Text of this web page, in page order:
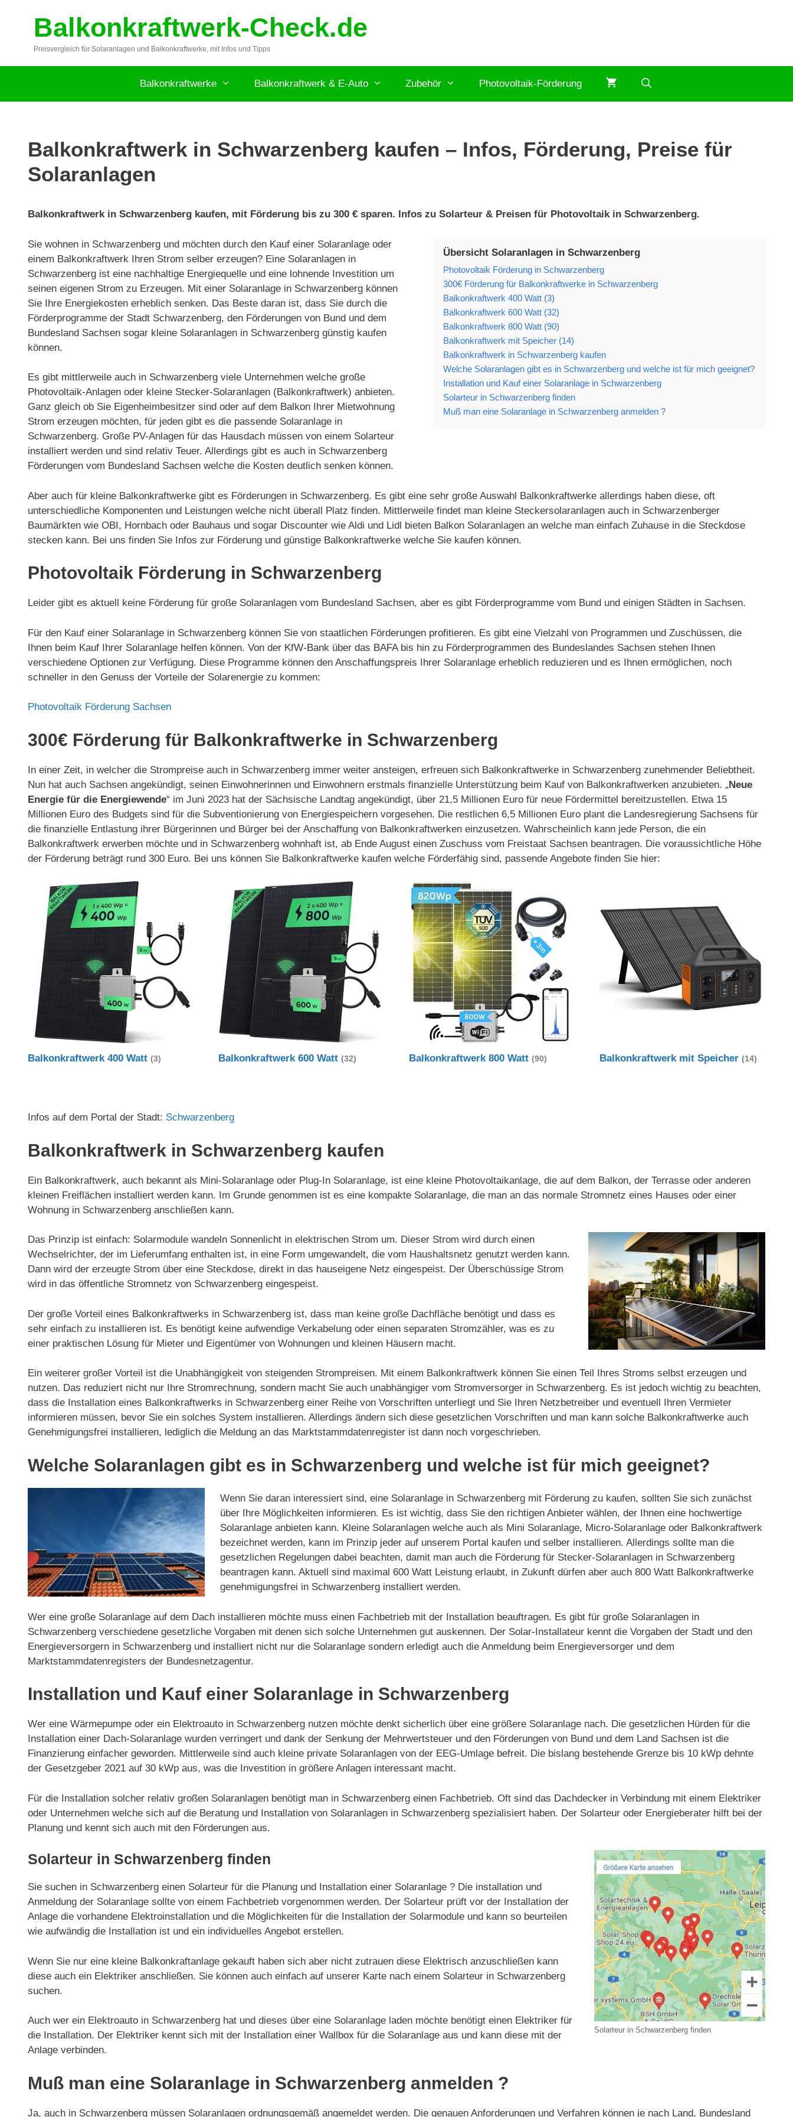
springenBalkonkraftwerk-Check.de
Preisvergleich für Solaranlagen und Balkonkraftwerke, mit Infos und Tipps
Balkonkraftwerke Balkonkraftwerk & E-Auto Zubehör Photovoltaik-Förderung
Balkonkraftwerk in Schwarzenberg kaufen – Infos, Förderung, Preise für
Solaranlagen
Balkonkraftwerk in Schwarzenberg kaufen, mit Förderung bis zu 300 € sparen. Infos zu Solarteur & Preisen für Photovoltaik in Schwarzenberg.
Übersicht Solaranlagen in Schwarzenberg
Photovoltaik Förderung in Schwarzenberg
300€ Förderung für Balkonkraftwerke in Schwarzenberg
Balkonkraftwerk 400 Watt (3)
Balkonkraftwerk 600 Watt (32)
Balkonkraftwerk 800 Watt (90)
Balkonkraftwerk mit Speicher (14)
Balkonkraftwerk in Schwarzenberg kaufen
Welche Solaranlagen gibt es in Schwarzenberg und welche ist für mich geeignet?
Installation und Kauf einer Solaranlage in Schwarzenberg
Solarteur in Schwarzenberg finden
Muß man eine Solaranlage in Schwarzenberg anmelden ?
Sie wohnen in Schwarzenberg und möchten durch den Kauf einer Solaranlage oder
einem Balkonkraftwerk Ihren Strom selber erzeugen? Eine Solaranlagen in
Schwarzenberg ist eine nachhaltige Energiequelle und eine lohnende Investition um
seinen eigenen Strom zu Erzeugen. Mit einer Solaranlage in Schwarzenberg können
Sie Ihre Energiekosten erheblich senken. Das Beste daran ist, dass Sie durch die
Förderprogramme der Stadt Schwarzenberg, den Förderungen von Bund und dem
Bundesland Sachsen sogar kleine Solaranlagen in Schwarzenberg günstig kaufen
können.
Es gibt mittlerweile auch in Schwarzenberg viele Unternehmen welche große
Photovoltaik-Anlagen oder kleine Stecker-Solaranlagen (Balkonkraftwerk) anbieten.
Ganz gleich ob Sie Eigenheimbesitzer sind oder auf dem Balkon Ihrer Mietwohnung
Strom erzeugen möchten, für jeden gibt es die passende Solaranlage in
Schwarzenberg. Große PV-Anlagen für das Hausdach müssen von einem Solarteur
installiert werden und sind relativ Teuer. Allerdings gibt es auch in Schwarzenberg
Förderungen vom Bundesland Sachsen welche die Kosten deutlich senken können.
Aber auch für kleine Balkonkraftwerke gibt es Förderungen in Schwarzenberg. Es gibt eine sehr große Auswahl Balkonkraftwerke allerdings haben diese, oft
unterschiedliche Komponenten und Leistungen welche nicht überall Platz finden. Mittlerweile findet man kleine Steckersolaranlagen auch in Schwarzenberger
Baumärkten wie OBI, Hornbach oder Bauhaus und sogar Discounter wie Aldi und Lidl bieten Balkon Solaranlagen an welche man einfach Zuhause in die Steckdose
stecken kann. Bei uns finden Sie Infos zur Förderung und günstige Balkonkraftwerke welche Sie kaufen können.
Photovoltaik Förderung in Schwarzenberg
Leider gibt es aktuell keine Förderung für große Solaranlagen vom Bundesland Sachsen, aber es gibt Förderprogramme vom Bund und einigen Städten in Sachsen.
Für den Kauf einer Solaranlage in Schwarzenberg können Sie von staatlichen Förderungen profitieren. Es gibt eine Vielzahl von Programmen und Zuschüssen, die
Ihnen beim Kauf Ihrer Solaranlage helfen können. Von der KfW-Bank über das BAFA bis hin zu Förderprogrammen des Bundeslandes Sachsen stehen Ihnen
verschiedene Optionen zur Verfügung. Diese Programme können den Anschaffungspreis Ihrer Solaranlage erheblich reduzieren und es Ihnen ermöglichen, noch
schneller in den Genuss der Vorteile der Solarenergie zu kommen:
Photovoltaik Förderung Sachsen
300€ Förderung für Balkonkraftwerke in Schwarzenberg
In einer Zeit, in welcher die Strompreise auch in Schwarzenberg immer weiter ansteigen, erfreuen sich Balkonkraftwerke in Schwarzenberg zunehmender Beliebtheit.
Nun hat auch Sachsen angekündigt, seinen Einwohnerinnen und Einwohnern erstmals finanzielle Unterstützung beim Kauf von Balkonkraftwerken anzubieten. „Neue
Energie für die Energiewende“ im Juni 2023 hat der Sächsische Landtag angekündigt, über 21,5 Millionen Euro für neue Fördermittel bereitzustellen. Etwa 15
Millionen Euro des Budgets sind für die Subventionierung von Energiespeichern vorgesehen. Die restlichen 6,5 Millionen Euro plant die Landesregierung Sachsens für
die finanzielle Entlastung ihrer Bürgerinnen und Bürger bei der Anschaffung von Balkonkraftwerken einzusetzen. Wahrscheinlich kann jede Person, die ein
Balkonkraftwerk erwerben möchte und in Schwarzenberg wohnhaft ist, ab Ende August einen Zuschuss vom Freistaat Sachsen beantragen. Die voraussichtliche Höhe
der Förderung beträgt rund 300 Euro. Bei uns können Sie Balkonkraftwerke kaufen welche Förderfähig sind, passende Angebote finden Sie hier:
Balkonkraftwerk 400 Watt (3) Balkonkraftwerk 600 Watt(32) Balkonkraftwerk 800 Watt(90) Balkonkraftwerk mit Speicher(14)
Infos auf dem Portal der Stadt: Schwarzenberg
Balkonkraftwerk in Schwarzenberg kaufen
Ein Balkonkraftwerk, auch bekannt als Mini-Solaranlage oder Plug-In Solaranlage, ist eine kleine Photovoltaikanlage, die auf dem Balkon, der Terrasse oder anderen
kleinen Freiflächen installiert werden kann. Im Grunde genommen ist es eine kompakte Solaranlage, die man an das normale Stromnetz eines Hauses oder einer
Wohnung in Schwarzenberg anschließen kann.
Das Prinzip ist einfach: Solarmodule wandeln Sonnenlicht in elektrischen Strom um. Dieser Strom wird durch einen
Wechselrichter, der im Lieferumfang enthalten ist, in eine Form umgewandelt, die vom Haushaltsnetz genutzt werden kann.
Dann wird der erzeugte Strom über eine Steckdose, direkt in das hauseigene Netz eingespeist. Der Überschüssige Strom
wird in das öffentliche Stromnetz von Schwarzenberg eingespeist.
Der große Vorteil eines Balkonkraftwerks in Schwarzenberg ist, dass man keine große Dachfläche benötigt und dass es
sehr einfach zu installieren ist. Es benötigt keine aufwendige Verkabelung oder einen separaten Stromzähler, was es zu
einer praktischen Lösung für Mieter und Eigentümer von Wohnungen und kleinen Häusern macht.
Ein weiterer großer Vorteil ist die Unabhängigkeit von steigenden Strompreisen. Mit einem Balkonkraftwerk können Sie einen Teil Ihres Stroms selbst erzeugen und
nutzen. Das reduziert nicht nur Ihre Stromrechnung, sondern macht Sie auch unabhängiger vom Stromversorger in Schwarzenberg. Es ist jedoch wichtig zu beachten,
dass die Installation eines Balkonkraftwerks in Schwarzenberg einer Reihe von Vorschriften unterliegt und Sie Ihren Netzbetreiber und eventuell Ihren Vermieter
informieren müssen, bevor Sie ein solches System installieren. Allerdings ändern sich diese gesetzlichen Vorschriften und man kann solche Balkonkraftwerke auch
Genehmigungsfrei installieren, lediglich die Meldung an das Marktstammdatenregister ist dann noch vorgeschrieben.
Welche Solaranlagen gibt es in Schwarzenberg und welche ist für mich geeignet?
Wenn Sie daran interessiert sind, eine Solaranlage in Schwarzenberg mit Förderung zu kaufen, sollten Sie sich zunächst
über Ihre Möglichkeiten informieren. Es ist wichtig, dass Sie den richtigen Anbieter wählen, der Ihnen eine hochwertige
Solaranlage anbieten kann. Kleine Solaranlagen welche auch als Mini Solaranlage, Micro-Solaranlage oder Balkonkraftwerk
bezeichnet werden, kann im Prinzip jeder auf unserem Portal kaufen und selber installieren. Allerdings sollte man die
gesetzlichen Regelungen dabei beachten, damit man auch die Förderung für Stecker-Solaranlagen in Schwarzenberg
beantragen kann. Aktuell sind maximal 600 Watt Leistung erlaubt, in Zukunft dürfen aber auch 800 Watt Balkonkraftwerke
genehmigungsfrei in Schwarzenberg installiert werden.
Wer eine große Solaranlage auf dem Dach installieren möchte muss einen Fachbetrieb mit der Installation beauftragen. Es gibt für große Solaranlagen in
Schwarzenberg verschiedene gesetzliche Vorgaben mit denen sich solche Unternehmen gut auskennen. Der Solar-Installateur kennt die Vorgaben der Stadt und den
Energieversorgern in Schwarzenberg und installiert nicht nur die Solaranlage sondern erledigt auch die Anmeldung beim Energieversorger und dem
Marktstammdatenregisters der Bundesnetzagentur.
Installation und Kauf einer Solaranlage in Schwarzenberg
Wer eine Wärmepumpe oder ein Elektroauto in Schwarzenberg nutzen möchte denkt sicherlich über eine größere Solaranlage nach. Die gesetzlichen Hürden für die
Installation einer Dach-Solaranlage wurden verringert und dank der Senkung der Mehrwertsteuer und den Förderungen von Bund und dem Land Sachsen ist die
Finanzierung einfacher geworden. Mittlerweile sind auch kleine private Solaranlagen von der EEG-Umlage befreit. Die bislang bestehende Grenze bis 10 kWp dehnte
der Gesetzgeber 2021 auf 30 kWp aus, was die Investition in größere Anlagen interessant macht.
Für die Installation solcher relativ großen Solaranlagen benötigt man in Schwarzenberg einen Fachbetrieb. Oft sind das Dachdecker in Verbindung mit einem Elektriker
oder Unternehmen welche sich auf die Beratung und Installation von Solaranlagen in Schwarzenberg spezialisiert haben. Der Solarteur oder Energieberater hilft bei der
Planung und kennt sich auch mit den Förderungen aus.
Solarteur in Schwarzenberg finden
Solarteur in Schwarzenberg finden
Sie suchen in Schwarzenberg einen Solarteur für die Planung und Installation einer Solaranlage ? Die installation und
Anmeldung der Solaranlage sollte von einem Fachbetrieb vorgenommen werden. Der Solarteur prüft vor der Installation der
Anlage die vorhandene Elektroinstallation und die Möglichkeiten für die Installation der Solarmodule und kann so beurteilen
wie aufwändig die Installation ist und ein individuelles Angebot erstellen.
Wenn Sie nur eine kleine Balkonkraftanlage gekauft haben sich aber nicht zutrauen diese Elektrisch anzuschließen kann
diese auch ein Elektriker anschließen. Sie können auch einfach auf unserer Karte nach einem Solarteur in Schwarzenberg
suchen.
Auch wer ein Elektroauto in Schwarzenberg hat und dieses über eine Solaranlage laden möchte benötigt einen Elektriker für
die Installation. Der Elektriker kennt sich mit der Installation einer Wallbox für die Solaranlage aus und kann diese mit der
Anlage verbinden.
Muß man eine Solaranlage in Schwarzenberg anmelden ?
Ja, auch in Schwarzenberg müssen Solaranlagen ordnungsgemäß angemeldet werden. Die genauen Anforderungen und Verfahren können je nach Land, Bundesland